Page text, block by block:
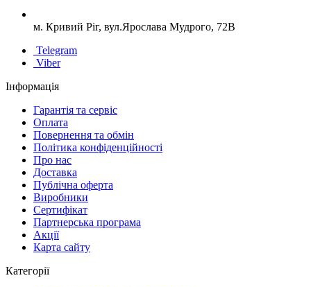
м. Кривий Ріг, вул.Ярослава Мудрого, 72В
Telegram
Viber
Інформація
Гарантія та сервіс
Оплата
Повернення та обмін
Політика конфіденційності
Про нас
Доставка
Публічна оферта
Виробники
Сертифікат
Партнерська програма
Акції
Карта сайту
Категорії